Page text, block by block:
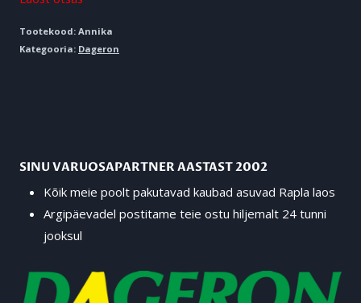
Tootekood: Annika
Kategooria: Dageron
SINU VARUOSAPARTNER AASTAST 2002
Kõik meie poolt pakutavad kaubad asuvad Rapla laos
Argipäevadel postitame teie ostu hiljemalt 24 tunni
jooksul